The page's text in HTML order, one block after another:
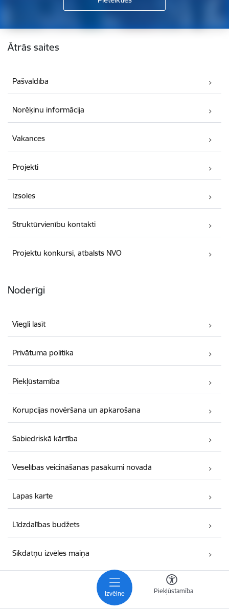
Izvēlne Piekļūstamība
Kājene
Ātrās saites
Pašvaldība
Norēķinu informācija
Vakances
Projekti
Izsoles
Struktūrvienību kontakti
Projektu konkursi, atbalsts NVO
Noderīgi
Viegli lasīt
Privātuma politika
Piekļūstamība
Korupcijas novēršana un apkarošana
Sabiedriskā kārtība
Veselības veicināšanas pasākumi novadā
Lapas karte
Līdzdalības budžets
Sīkdatņu izvēles maiņa